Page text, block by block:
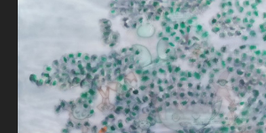
Généalogie